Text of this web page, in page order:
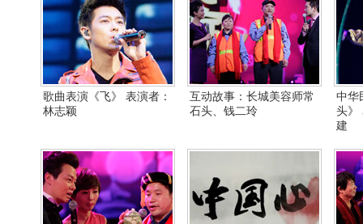
歌曲表演《飞》 表演者：
林志颖
互动故事：长城美容师常
石头、钱二玲
中华
头》
建